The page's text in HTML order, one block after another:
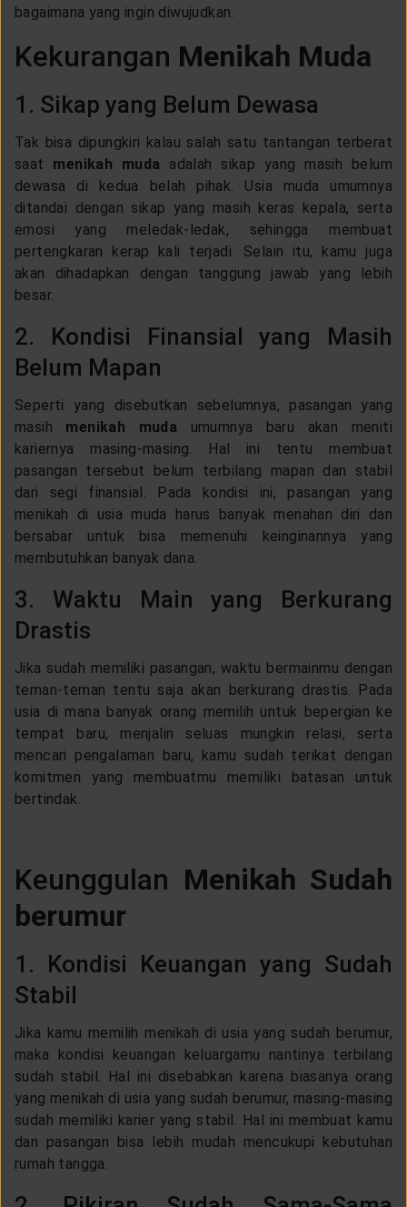
bagaimana yang ingin diwujudkan.
Kekurangan Menikah Muda
1. Sikap yang Belum Dewasa
Tak bisa dipungkiri kalau salah satu tantangan terberat
saat menikah muda adalah sikap yang masih belum
dewasa di kedua belah pihak. Usia muda umumnya
ditandai dengan sikap yang masih keras kepala, serta
emosi yang meledak-ledak, sehingga membuat
pertengkaran kerap kali terjadi. Selain itu, kamu juga
akan dihadapkan dengan tanggung jawab yang lebih
besar.
2. Kondisi Finansial yang Masih
Belum Mapan
Seperti yang disebutkan sebelumnya, pasangan yang
masih menikah muda umumnya baru akan meniti
kariernya masing-masing. Hal ini tentu membuat
pasangan tersebut belum terbilang mapan dan stabil
dari segi finansial. Pada kondisi ini, pasangan yang
menikah di usia muda harus banyak menahan diri dan
bersabar untuk bisa memenuhi keinginannya yang
membutuhkan banyak dana.
3. Waktu Main yang Berkurang
Drastis
Jika sudah memiliki pasangan, waktu bermainmu dengan
teman-teman tentu saja akan berkurang drastis. Pada
usia di mana banyak orang memilih untuk bepergian ke
tempat baru, menjalin seluas mungkin relasi, serta
mencari pengalaman baru, kamu sudah terikat dengan
komitmen yang membuatmu memiliki batasan untuk
bertindak.
Keunggulan Menikah Sudah
berumur
1. Kondisi Keuangan yang Sudah
Stabil
Jika kamu memilih menikah di usia yang sudah berumur,
maka kondisi keuangan keluargamu nantinya terbilang
sudah stabil. Hal ini disebabkan karena biasanya orang
yang menikah di usia yang sudah berumur, masing-masing
sudah memiliki karier yang stabil. Hal ini membuat kamu
dan pasangan bisa lebih mudah mencukupi kebutuhan
rumah tangga.